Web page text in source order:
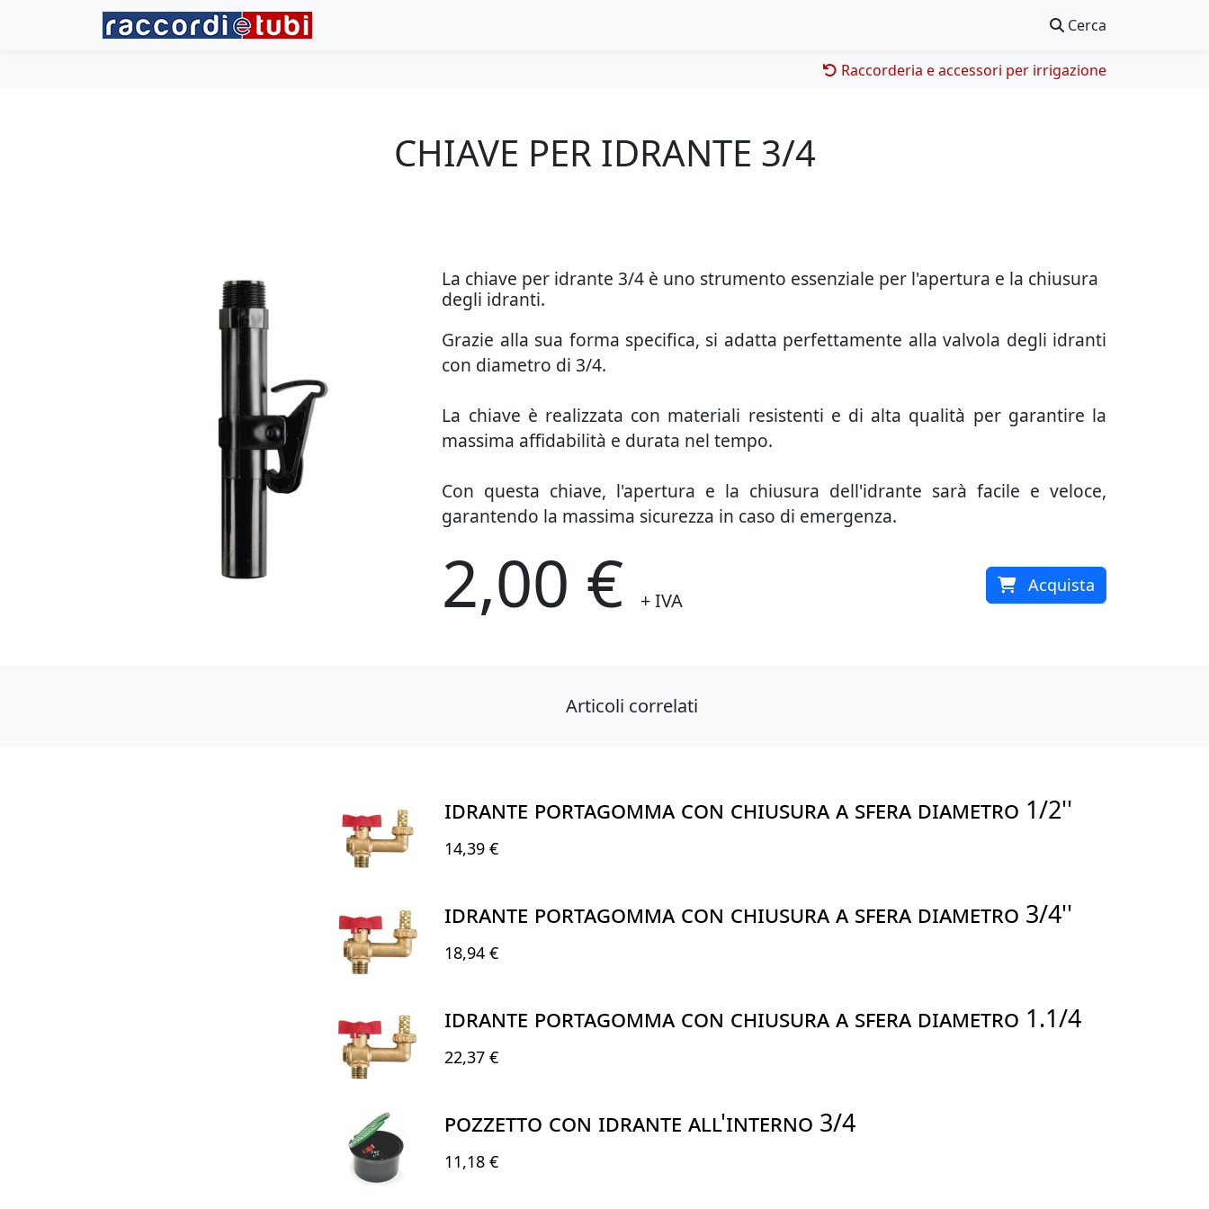
Cerca
Raccorderia e accessori per irrigazione
CHIAVE PER IDRANTE 3/4
La chiave per idrante 3/4 è uno strumento essenziale per l'apertura e la chiusura
degli idranti.
Grazie alla sua forma specifica, si adatta perfettamente alla valvola degli idranti
con diametro di 3/4.
La chiave è realizzata con materiali resistenti e di alta qualità per garantire la
massima affidabilità e durata nel tempo.
Con questa chiave, l'apertura e la chiusura dell'idrante sarà facile e veloce,
garantendo la massima sicurezza in caso di emergenza.
2,00 € + IVA
Acquista
Articoli correlati
IDRANTE PORTAGOMMA CON CHIUSURA A SFERA DIAMETRO 1/2''
14,39 €
IDRANTE PORTAGOMMA CON CHIUSURA A SFERA DIAMETRO 3/4''
18,94 €
IDRANTE PORTAGOMMA CON CHIUSURA A SFERA DIAMETRO 1.1/4
22,37 €
POZZETTO CON IDRANTE ALL'INTERNO 3/4
11,18 €